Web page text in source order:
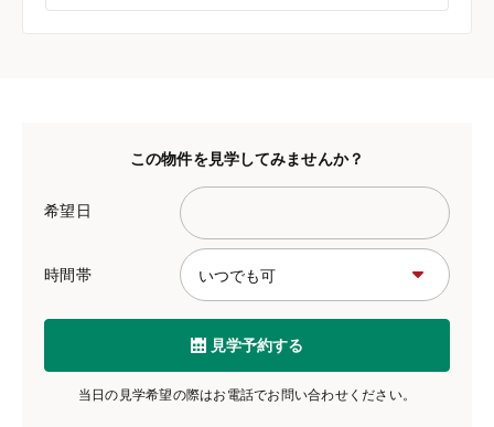
この物件を見学してみませんか？
希望日
時間帯
見学予約する
当日の見学希望の際はお電話でお問い合わせください。